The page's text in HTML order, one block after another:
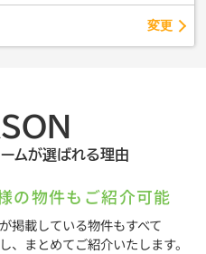
変更
ムが選ばれる理由
の物件もご紹介可能
掲載している物件もすべて
、まとめてご紹介いたします。